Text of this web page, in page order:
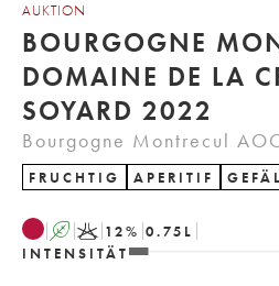
AUKTION
BOURGOGNE
DOMAINE DE LA
SOYARD 2022
Bourgogne Montrecul
FRUCHTIG APERITIF
A K 12% 0.75 L
INTENSITÄT